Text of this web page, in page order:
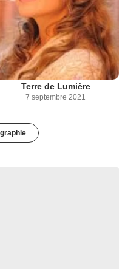
Terre de Lumière
7 septembre 2021